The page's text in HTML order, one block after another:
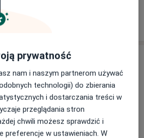
Pokaż więcej
Umów wizytę
Umów wizytę
prywatność
nam i naszym partnerom używać
technologii) do zbierania
i dostarczania treści w
przeglądania stron
chwili możesz sprawdzić i
preferencje w ustawieniach. W